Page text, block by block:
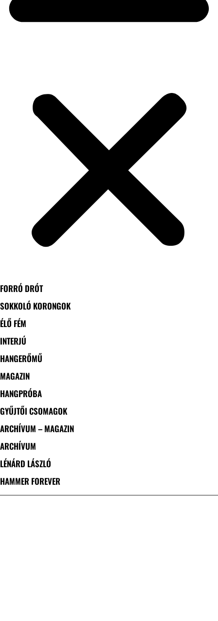
FORRÓ DRÓT
SOKKOLÓ KORONGOK
ÉLŐ FÉM
INTERJÚ
HANGERŐMŰ
MAGAZIN
HANGPRÓBA
GYŰJTŐI CSOMAGOK
ARCHÍVUM – MAGAZIN
ARCHÍVUM
LÉNÁRD LÁSZLÓ
HAMMER FOREVER